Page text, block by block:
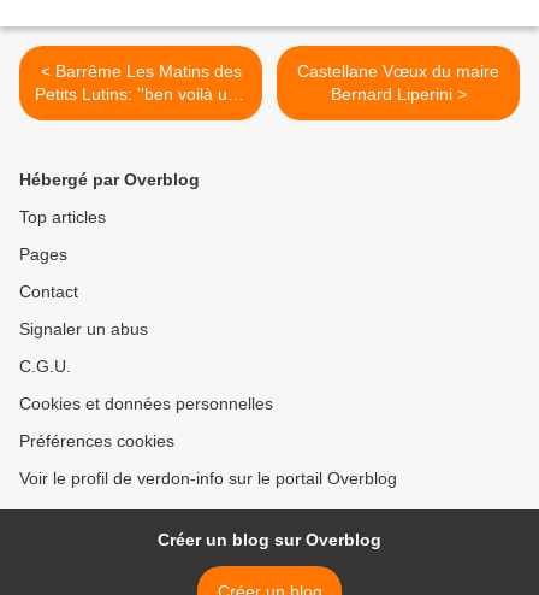
< Barrême Les Matins des
Petits Lutins: ''ben voilà une
idée qu'elle est bonne !!
Castellane Vœux du maire
Bernard Liperini >
Hébergé par Overblog
Top articles
Pages
Contact
Signaler un abus
C.G.U.
Cookies et données personnelles
Préférences cookies
Voir le profil de verdon-info sur le portail Overblog
Créer un blog sur Overblog